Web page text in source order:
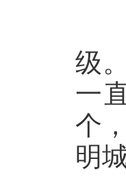
第
级
一
个
明